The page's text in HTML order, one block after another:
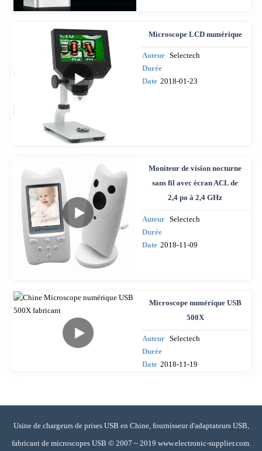
Microscope LCD numérique
Auteur Selectech
Durée
Date 2018-01-23
Moniteur de vision nocturne
sans fil avec écran ACL de
2,4 po à 2,4 GHz
Auteur Selectech
Durée
Date 2018-11-09
Microscope numérique USB
500X
Auteur Selectech
Durée
Date 2018-11-19
Usine de chargeurs de prises USB en Chine, fournisseur d'adaptateurs USB,
fabricant de microscopes USB © 2007 ~ 2019 www.electronic-supplier.com.